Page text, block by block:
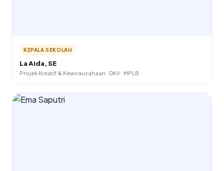
KEPALA SEKOLAH
La Aida, SE
Projek Kreatif & Kewirausahaan · DKV · MPLB